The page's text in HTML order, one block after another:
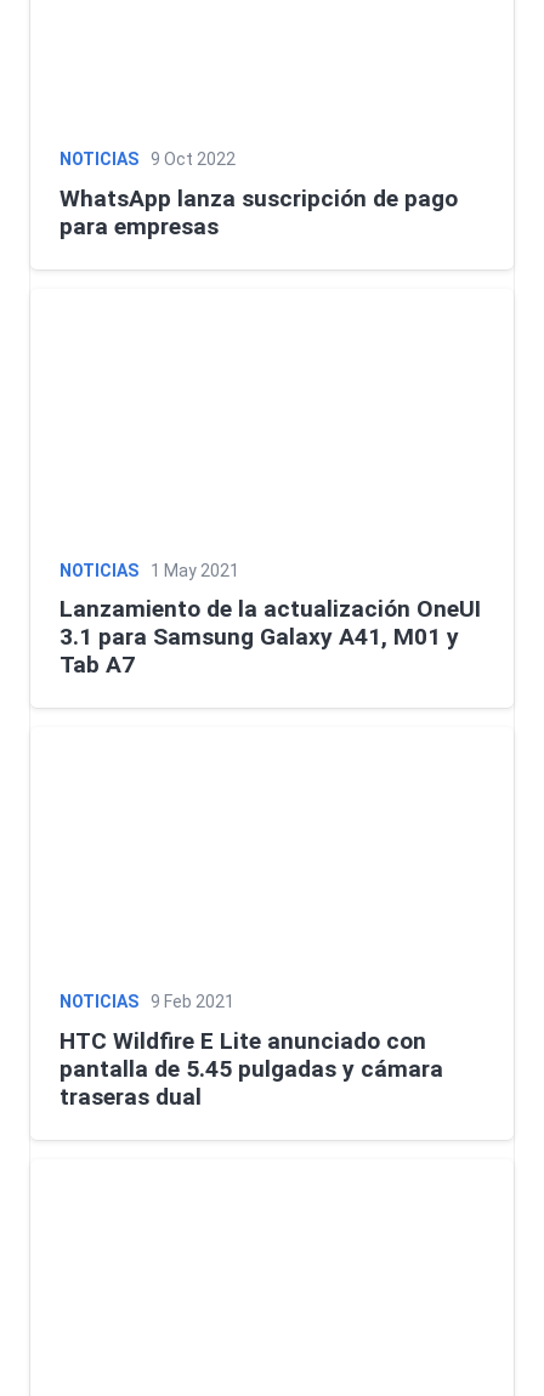
NOTICIAS 9 Oct 2022
WhatsApp lanza suscripción de pago
para empresas
NOTICIAS 1 May 2021
Lanzamiento de la actualización OneUI
3.1 para Samsung Galaxy A41, M01 y
Tab A7
NOTICIAS 9 Feb 2021
HTC Wildfire E Lite anunciado con
pantalla de 5.45 pulgadas y cámara
traseras dual